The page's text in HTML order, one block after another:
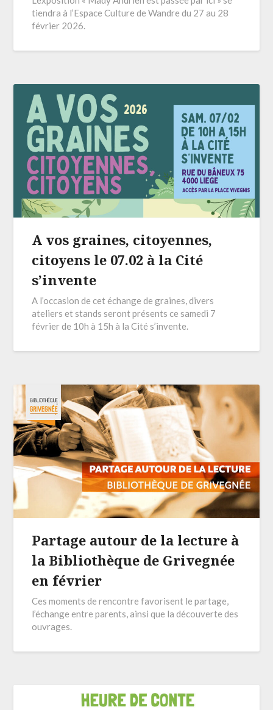
tiendra à l’Espace Culture de Wandre du 27 au 28
février 2026.
A vos graines, citoyennes,
citoyens le 07.02 à la Cité
s’invente
A l’occasion de cet échange de graines, divers
ateliers et stands seront présents ce samedi 7
février de 10h à 15h à la Cité s’invente.
Partage autour de la lecture à
la Bibliothèque de Grivegnée
en février
Ces moments de rencontre favorisent le partage,
l’échange entre parents, ainsi que la découverte des
ouvrages.